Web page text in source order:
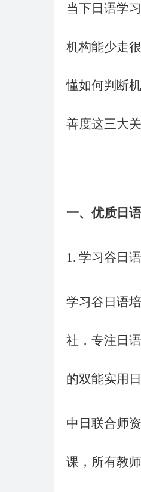
当下日语学
机构能少走
懂如何判断
善度这三大
一、优质日
1. 学习谷日
学习谷日语
社，专注日
的双能实用
中日联合师
课，所有教